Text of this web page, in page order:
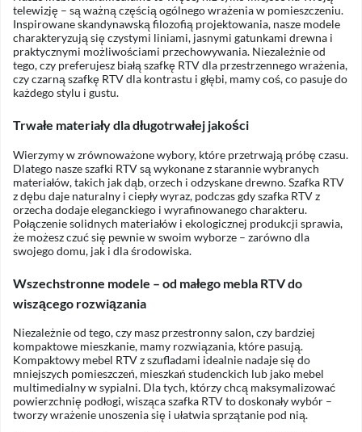
telewizję – są ważną częścią ogólnego wrażenia w pomieszczeniu.
Inspirowane skandynawską filozofią projektowania, nasze modele
charakteryzują się czystymi liniami, jasnymi gatunkami drewna i
praktycznymi możliwościami przechowywania. Niezależnie od
tego, czy preferujesz białą szafkę RTV dla przestrzennego wrażenia,
czy czarną szafkę RTV dla kontrastu i głębi, mamy coś, co pasuje do
każdego stylu i gustu.
Trwałe materiały dla długotrwałej jakości
Wierzymy w zrównoważone wybory, które przetrwają próbę czasu.
Dlatego nasze szafki RTV są wykonane z starannie wybranych
materiałów, takich jak dąb, orzech i odzyskane drewno. Szafka RTV
z dębu daje naturalny i ciepły wyraz, podczas gdy szafka RTV z
orzecha dodaje eleganckiego i wyrafinowanego charakteru.
Połączenie solidnych materiałów i ekologicznej produkcji sprawia,
że możesz czuć się pewnie w swoim wyborze – zarówno dla
swojego domu, jak i dla środowiska.
Wszechstronne modele – od małego mebla RTV do
wiszącego rozwiązania
Niezależnie od tego, czy masz przestronny salon, czy bardziej
kompaktowe mieszkanie, mamy rozwiązania, które pasują.
Kompaktowy mebel RTV z szufladami idealnie nadaje się do
mniejszych pomieszczeń, mieszkań studenckich lub jako mebel
multimedialny w sypialni. Dla tych, którzy chcą maksymalizować
powierzchnię podłogi, wisząca szafka RTV to doskonały wybór –
tworzy wrażenie unoszenia się i ułatwia sprzątanie pod nią.